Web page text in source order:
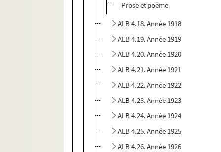
Prose et poème
ALB 4.18. Année 1918
ALB 4.19. Année 1919
ALB 4.20. Année 1920
ALB 4.21. Année 1921
ALB 4.22. Année 1922
ALB 4.23. Année 1923
ALB 4.24. Année 1924
ALB 4.25. Année 1925
ALB 4.26. Année 1926